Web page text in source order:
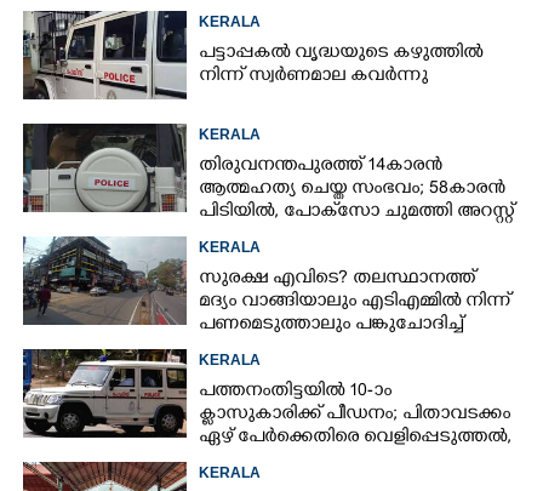
KERALA
പട്ടാപ്പകൽ വൃദ്ധയുടെ കഴുത്തിൽ
നിന്ന് സ്വർണമാല കവർന്നു
KERALA
തിരുവനന്തപുരത്ത് 14കാരൻ
ആത്മഹത്യ ചെയ്ത സംഭവം; 58കാരൻ
പിടിയിൽ, പോക്‌സോ ചുമത്തി അറസ്റ്റ്
KERALA
സുരക്ഷ എവിടെ?​ തലസ്ഥാനത്ത്
മദ്യം വാങ്ങിയാലും എടിഎമ്മിൽ നിന്ന്
പണമെടുത്താലും പങ്കുചോദിച്ച്
KERALA
പത്തനംതിട്ടയിൽ 10-ാം
ക്ലാസുകാരിക്ക് പീഡനം; പിതാവടക്കം
ഏഴ് പേർക്കെതിരെ വെളിപ്പെടുത്തൽ,
KERALA